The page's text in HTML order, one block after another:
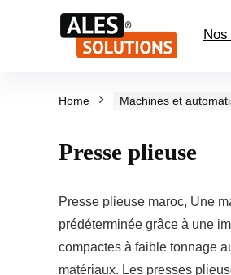
Home Machines et
Presse plieuse
Presse plieuse maroc, Une
prédéterminée grâce à une
compactes à faible tonnage
matériaux. Les presses